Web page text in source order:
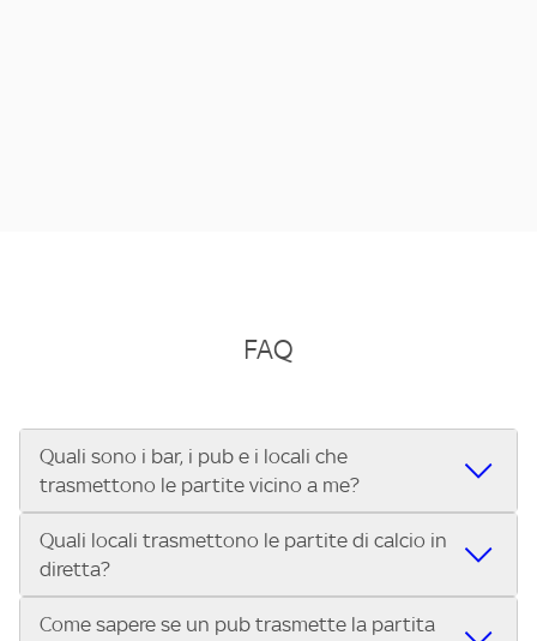
FAQ
Quali sono i bar, i pub e i locali che
trasmettono le partite vicino a me?
Se cerchi un bar, pub, ristorante o locale vicino a te per
vedere le partite di Serie A ENILIVE, la Serie C Sky Wifi, la
UEFA Champions League, la UEFA Europa League, la UEFA
Conference League, il Tennis, la Formula 1®, la MotoGP™ e
Quali locali trasmettono le partite di calcio in
diretta?
Vuoi sapere quali bar, pub o ristoranti mostrano le partite
Come sapere se un pub trasmette la partita